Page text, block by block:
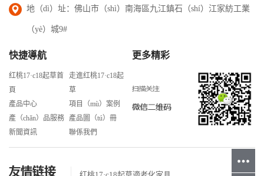
地（dì）址：佛山市（shì）南海區九江鎮石（shí）江家紡工業
（yè）城9#
快捷導航
红桃17·c18起草首
頁
走進红桃17·c18起
草
產品中心
項目（mù）案例
產（chǎn）品服務
產品圖（tú）冊
新聞資訊
聯係我們
更多精彩